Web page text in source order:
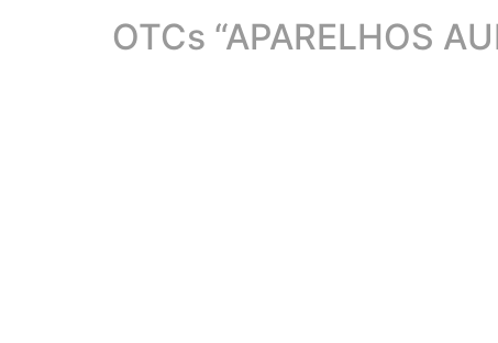
OTCs “APARELHOS